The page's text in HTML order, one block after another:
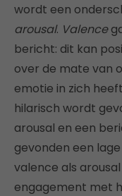
wordt een
arousal. Valence
bericht: dit kan
over de mate van
emotie in zich
hilarisch wordt
arousal en een
gevonden een
valence als
engagement met